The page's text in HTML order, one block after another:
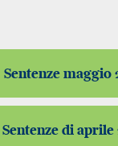
Sentenze maggio
Sentenze di aprile